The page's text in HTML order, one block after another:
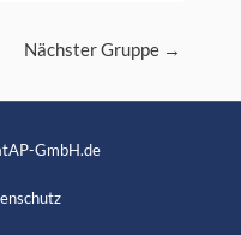
Nächster Gruppe →
GmbH.de